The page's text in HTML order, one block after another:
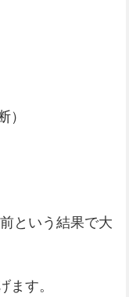
）
という結果で大
ます。